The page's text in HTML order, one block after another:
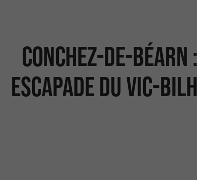
Conchez-de-Béarn :
escapade du Vic-Bilh